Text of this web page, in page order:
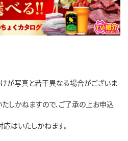
が写真と若干異なる場合がございま
しかねますので、ご了承の上お申込
はいたしかねます。